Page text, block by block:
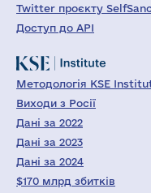
Twitter проєкту
Доступ до API
Методологія KSE
Виходи з Росії
Дані за 2022
Дані за 2023
Дані за 2024
$170 млрд збитків